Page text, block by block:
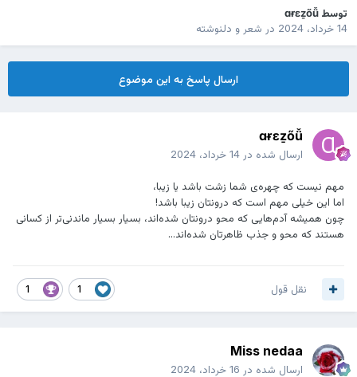
توسط ɑɍɛẕőǚ
14 خرداد، 2024
در شعر و دلنوشته
ارسال پاسخ به این موضوع
ɑɍɛẕőǚ
ارسال شده در 14 خرداد، 2024
مهم نیست که چهره‌ی شما زشت باشد یا زیبا،
اما این خیلی مهم است که درونتان زیبا باشد!
چون همیشه آدم‌هایی که محو درونتان شده‌اند، بسیار بسیار ماندنی‌تر از کسانی
هستند که محو و جذب ظاهرتان شده‌اند...
نقل قول
Miss nedaa
ارسال شده در 16 خرداد، 2024